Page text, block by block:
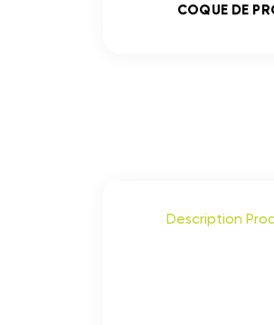
COQUE DE
Description